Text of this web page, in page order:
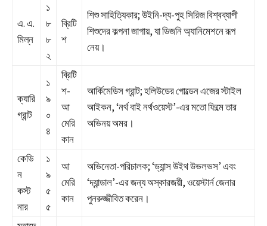
এ. এ.
মিল্ন
১
৮
৮
২
ব্রিটি
শ
শিশু সাহিত্যিকার; উইনি-দ্য-পুহ সিরিজ বিশ্বব্যাপী
শিশুদের কল্পনা জাগায়, যা ডিজনি অ্যানিমেশনে রূপ
নেয়।
ক্যারি
গ্রান্ট
১
৯
০
৪
ব্রিটি
শ-
আ
মেরি
কান
আর্কিমেডিস গ্রান্ট; হলিউডের গোল্ডেন এজের স্টাইল
আইকন, ‘নর্থ বাই নর্থওয়েস্ট’-এর মতো ফিল্মে তার
অভিনয় অমর।
কেভি
ন
কস্ট
নার
১
৯
৫
৫
আ
মেরি
কান
অভিনেতা-পরিচালক; ‘ড্যান্স উইথ উভলভস’ এবং
‘দ্যান্ডাল’-এর জন্য অস্কারজয়ী, ওয়েস্টার্ন জেনার
পুনরুজ্জীবিত করেন।